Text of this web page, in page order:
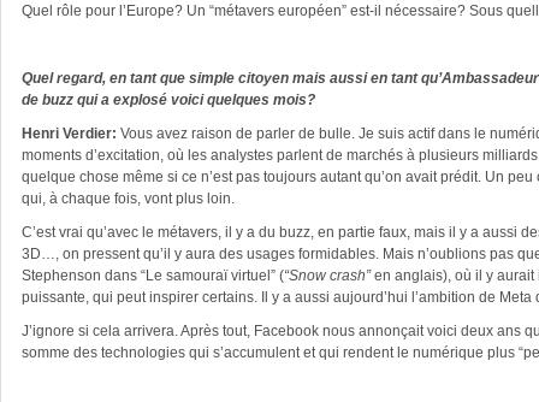
Quel rôle pour l’Europe? Un “métavers européen” est-il nécessaire? Sous
Quel regard, en tant que simple citoyen mais aussi en tant
de buzz qui a explosé voici quelques mois?
Henri Verdier: Vous avez raison de parler de bulle. Je suis actif dans le
moments d’excitation, où les analystes parlent de marchés à plusieurs
quelque chose même si ce n’est pas toujours autant qu’on avait prédit. Un
qui, à chaque fois, vont plus loin.
C’est vrai qu’avec le métavers, il y a du buzz, en partie faux, mais il y a
3D…, on pressent qu’il y aura des usages formidables. Mais n’oublions pas
Stephenson dans “Le samouraï virtuel” (“Snow crash”en anglais), où il y
puissante, qui peut inspirer certains. Il y a aussi aujourd’hui l’ambition de
J’ignore si cela arrivera. Après tout, Facebook nous annonçait voici deux ans
somme des technologies qui s’accumulent et qui rendent le numérique plus